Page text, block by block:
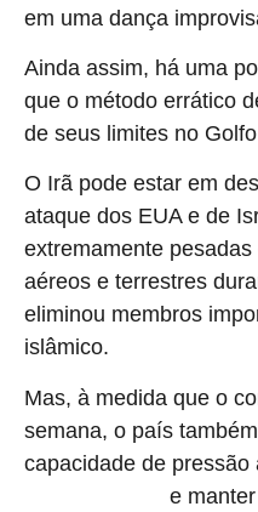
em uma dança
Ainda assim, há uma
que o método errático
de seus limites no
O Irã pode estar em
ataque dos EUA e de
extremamente
aéreos e terrestres
eliminou membros
islâmico.
Mas, à medida que o
semana, o país
capacidade de pressão
e